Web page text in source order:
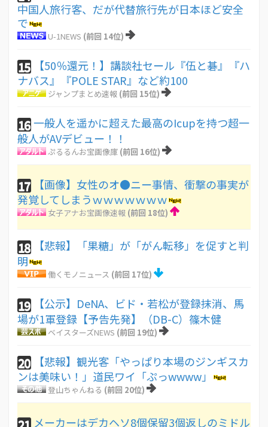
中国人旅行客、だが代替旅行先が日本ほど安全
で
U-1NEWS (前回 14位)
15
【50％還元！】講談社セール『伍と碁』『ハ
ナバス』『POLE STAR』など約100
ジャンプまとめ速報 (前回 15位)
16一般人を遥かに超えた最高のIcupを持つ超一
般人がAVデビュー！！
ぷるるんお宝画像庫 (前回 16位)
17
【画像】女性のオ●ニー事情、衝撃の事実が
発覚してしまうｗｗｗｗｗｗｗ
女子アナお宝画像速報 (前回 18位)
18
【悲報】「果糖」が「がん転移」を促すと判
明
働くモノニュース (前回 17位)
19
【公示】DeNA、ビド・若松が登録抹消、馬
場が1軍登録【予告先発】（DB-C）篠木健
ベイスターズNEWS (前回 19位)
20
【悲報】観光客「やっぱり本場のジンギスカ
ンは美味い！」道民ワイ「ぷっwwww」
登山ちゃんねる (前回 20位)
メーカーはデカヘソ8個保留3個返しのミドル